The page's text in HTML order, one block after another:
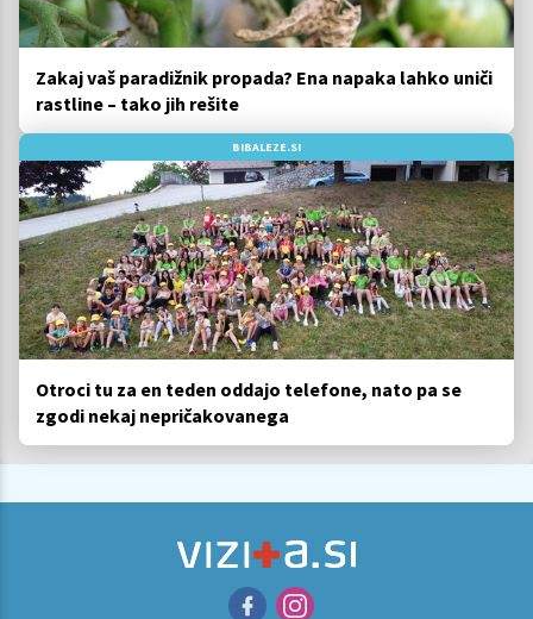
Zakaj vaš paradižnik propada? Ena napaka lahko uniči
rastline – tako jih rešite
BIBALEZE.SI
Otroci tu za en teden oddajo telefone, nato pa se
zgodi nekaj nepričakovanega